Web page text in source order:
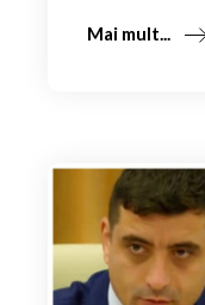
Mai mult...